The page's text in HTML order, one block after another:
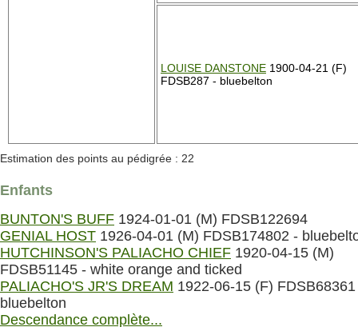
LOUISE DANSTONE 1900-04-21 (F)
FDSB287 - bluebelton
Estimation des points au pédigrée : 22
Enfants
BUNTON'S BUFF 1924-01-01 (M) FDSB122694
GENIAL HOST 1926-04-01 (M) FDSB174802 -
HUTCHINSON'S PALIACHO CHIEF 1920-04-15 (M)
FDSB51145 - white orange and ticked
PALIACHO'S JR'S DREAM 1922-06-15 (F)
bluebelton
Descendance complète...